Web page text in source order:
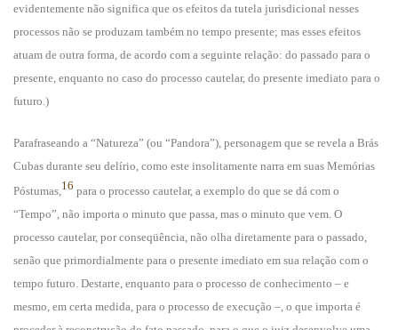
evidentemente não significa que os efeitos da tutela jurisdicional nesses
processos não se produzam também no tempo presente; mas esses efeitos
atuam de outra forma, de acordo com a seguinte relação: do passado para o
presente, enquanto no caso do processo cautelar, do presente imediato para o
futuro.)
Parafraseando a “Natureza” (ou “Pandora”), personagem que se revela a Brás
Cubas durante seu delírio, como este insolitamente narra em suas Memórias
Póstumas,16 para o processo cautelar, a exemplo do que se dá com o
“Tempo”, não importa o minuto que passa, mas o minuto que vem. O
processo cautelar, por conseqüência, não olha diretamente para o passado,
senão que primordialmente para o presente imediato em sua relação com o
tempo futuro. Destarte, enquanto para o processo de conhecimento – e
mesmo, em certa medida, para o processo de execução –, o que importa é